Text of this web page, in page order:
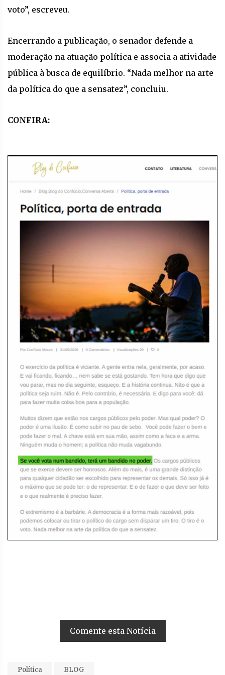
voto”, escreveu.
Encerrando a publicação, o senador defende a
moderação na atuação política e associa a atividade
pública à busca de equilíbrio. “Nada melhor na arte
da política do que a sensatez”, concluiu.
CONFIRA:
Comente esta Notícia
Política BLOG